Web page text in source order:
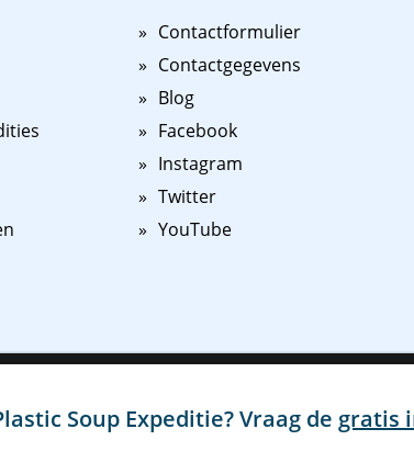
Contactformulier
Contactgegevens
Blog
Facebook
Instagram
Twitter
YouTube
Soup Expeditie? Vraag de gratis
partijen advertenties en content binnen en buiten onze
u akkoord met het plaatsen van al deze cookies.